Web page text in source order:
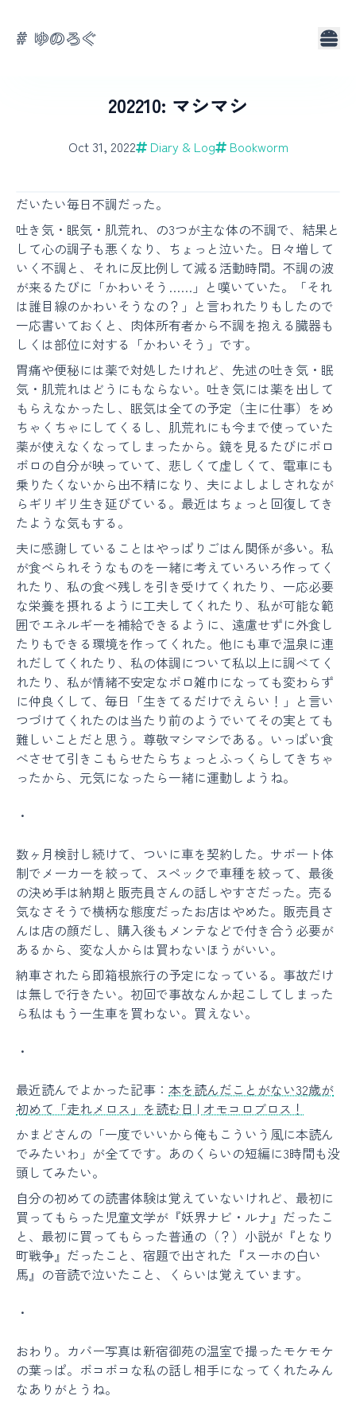
# ゆのろぐ
202210: マシマシ
Oct 31, 2022 Diary & Log Bookworm
だいたい毎日不調だった。
吐き気・眠気・肌荒れ、の3つが主な体の不調で、結果と
して心の調子も悪くなり、ちょっと泣いた。日々増して
いく不調と、それに反比例して減る活動時間。不調の波
が来るたびに「かわいそう……」と嘆いていた。「それ
は誰目線のかわいそうなの？」と言われたりもしたので
一応書いておくと、肉体所有者から不調を抱える臓器も
しくは部位に対する「かわいそう」です。
胃痛や便秘には薬で対処したけれど、先述の吐き気・眠
気・肌荒れはどうにもならない。吐き気には薬を出して
もらえなかったし、眠気は全ての予定（主に仕事）をめ
ちゃくちゃにしてくるし、肌荒れにも今まで使っていた
薬が使えなくなってしまったから。鏡を見るたびにボロ
ボロの自分が映っていて、悲しくて虚しくて、電車にも
乗りたくないから出不精になり、夫によしよしされなが
らギリギリ生き延びている。最近はちょっと回復してき
たような気もする。
夫に感謝していることはやっぱりごはん関係が多い。私
が食べられそうなものを一緒に考えていろいろ作ってく
れたり、私の食べ残しを引き受けてくれたり、一応必要
な栄養を摂れるように工夫してくれたり、私が可能な範
囲でエネルギーを補給できるように、遠慮せずに外食し
たりもできる環境を作ってくれた。他にも車で温泉に連
れだしてくれたり、私の体調について私以上に調べてく
れたり、私が情緒不安定なボロ雑巾になっても変わらず
に仲良くして、毎日「生きてるだけでえらい！」と言い
つづけてくれたのは当たり前のようでいてその実とても
難しいことだと思う。尊敬マシマシである。いっぱい食
べさせて引きこもらせたらちょっとふっくらしてきちゃ
ったから、元気になったら一緒に運動しようね。
・
数ヶ月検討し続けて、ついに車を契約した。サポート体
制でメーカーを絞って、スペックで車種を絞って、最後
の決め手は納期と販売員さんの話しやすさだった。売る
気なさそうで横柄な態度だったお店はやめた。販売員さ
んは店の顔だし、購入後もメンテなどで付き合う必要が
あるから、変な人からは買わないほうがいい。
納車されたら即箱根旅行の予定になっている。事故だけ
は無しで行きたい。初回で事故なんか起こしてしまった
ら私はもう一生車を買わない。買えない。
・
最近読んでよかった記事： 本を読んだことがない32歳が
初めて「走れメロス」を読む日 | オモコロブロス！
かまどさんの「一度でいいから俺もこういう風に本読ん
でみたいわ」が全てです。あのくらいの短編に3時間も没
頭してみたい。
自分の初めての読書体験は覚えていないけれど、最初に
買ってもらった児童文学が『妖界ナビ・ルナ』だったこ
と、最初に買ってもらった普通の（？）小説が『となり
町戦争』だったこと、宿題で出された『スーホの白い
馬』の音読で泣いたこと、くらいは覚えています。
・
おわり。カバー写真は新宿御苑の温室で撮ったモケモケ
の葉っぱ。ボコボコな私の話し相手になってくれたみん
なありがとうね。